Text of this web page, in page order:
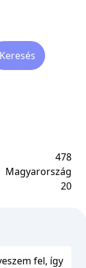
Keresés
478
Magyarország
20
fel, így